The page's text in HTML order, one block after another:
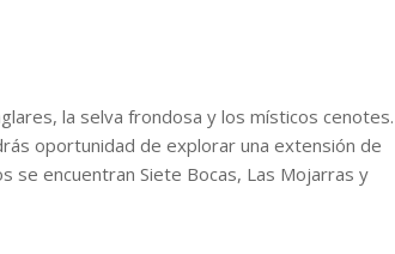
la selva frondosa y los místicos cenotes.
oportunidad de explorar una extensión de
se encuentran Siete Bocas, Las Mojarras y